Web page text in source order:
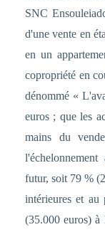
SNC
d'une vente en
en un
copropriété en
dénommé «
euros ; que les
mains du
futur, soit 79 %
intérieures et
(35.000 euros) à